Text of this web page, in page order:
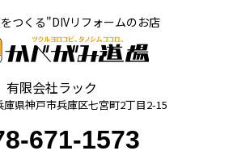
つくる"DIVリフォームのお店
有限会社ラック
庫県神⼾市兵庫区七宮町2丁⽬2-15
671-1573